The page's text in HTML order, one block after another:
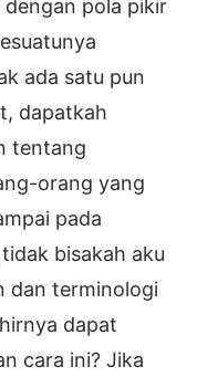
pola pikir
ada satu pun
dapatkah
tentang
orang yang
pada
bisakah aku
dan terminologi
dapat
cara ini? Jika